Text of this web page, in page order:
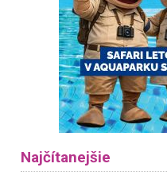
Najčítanejšie